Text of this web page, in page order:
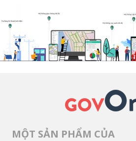
MỘT SẢN PHẨM CỦA